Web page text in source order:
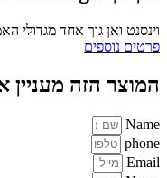
וינסנט ואן גוך אחד
פרטים נוספים
המוצר הזה
Name
phone
Email